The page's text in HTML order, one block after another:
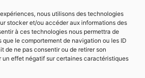
nous utilisons des technologies
stocker et/ou accéder aux informations des
à ces technologies nous permettra de
que le comportement de navigation ou les ID
de ne pas consentir ou de retirer son
effet négatif sur certaines caractéristiques
vente